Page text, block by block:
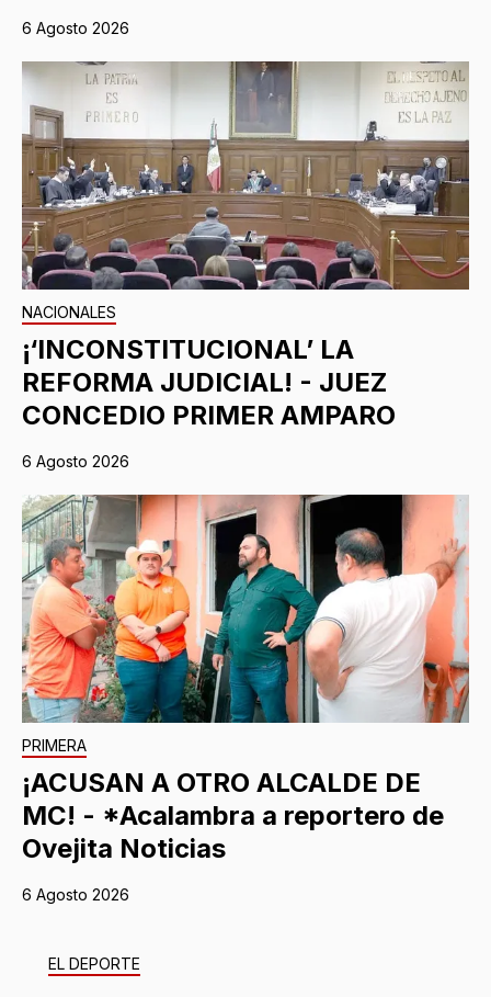
6 Agosto 2026
NACIONALES
¡‘INCONSTITUCIONAL’ LA
REFORMA JUDICIAL! - JUEZ
CONCEDIO PRIMER AMPARO
6 Agosto 2026
PRIMERA
¡ACUSAN A OTRO ALCALDE DE
MC! - *Acalambra a reportero de
Ovejita Noticias
6 Agosto 2026
EL DEPORTE